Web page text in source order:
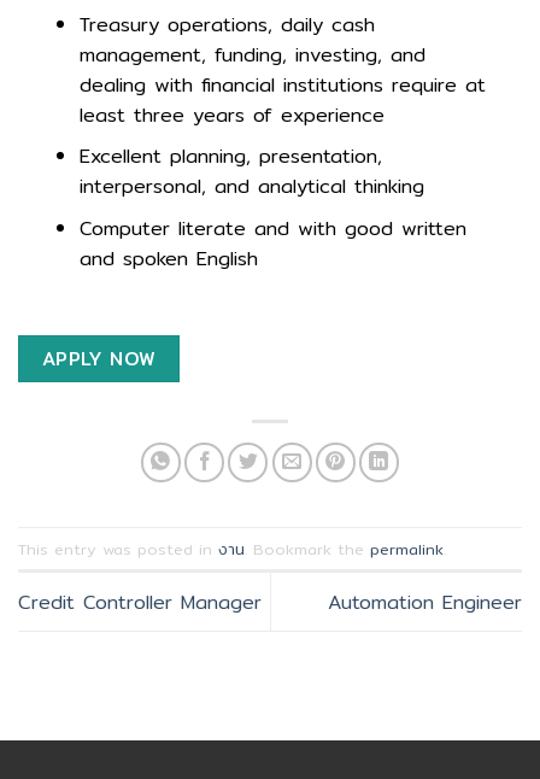
Treasury operations, daily cash
management, funding, investing, and
dealing with financial institutions require at
least three years of experience
Excellent planning, presentation,
interpersonal, and analytical thinking
Computer literate and with good written
and spoken English
APPLY NOW
This entry was posted in งาน. Bookmark the permalink.
Credit Controller Manager Automation Engineer